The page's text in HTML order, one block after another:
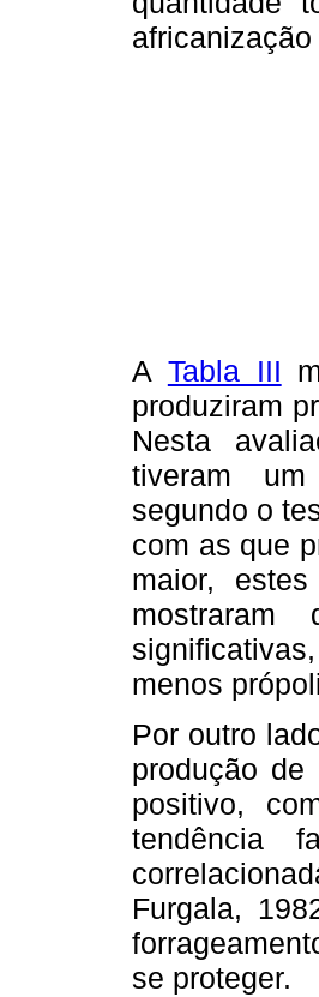
A Tabla III
produziram
Nesta
tiveram um
segundo o
com as que
maior,
mostraram
menos
Por outro
produção
positivo,
tendência
Furgala,
se proteger.